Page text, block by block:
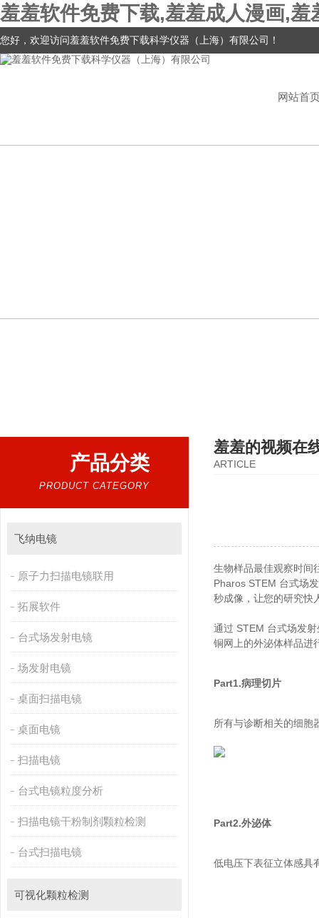
羞羞软件免费下载,羞羞成人漫画,
您好，欢迎访问羞羞软件免费下载科学仪器（上海）有限公司！
网站首
产品分类
PRODUCT CATEGORY
飞纳电镜
原子力扫描电镜联用
拓展软件
台式场发射电镜
场发射电镜
桌面扫描电镜
桌面电镜
扫描电镜
台式电镜粒度分析
扫描电镜干粉制剂颗粒检测
台式扫描电镜
可视化颗粒检测
羞羞的视频在
ARTICLE
生物样品最佳观察时间往
Pharos STEM 台式场发射
秒成像，让您的研究
通过 STEM 台式场发射生
铜网上的外泌体样品进行
Part1.病理切片
所有与诊断相关的细胞器
Part2.外泌体
低电压下表征立体感具